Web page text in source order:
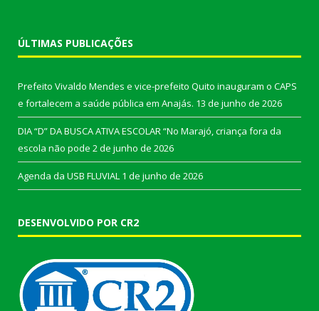
ÚLTIMAS PUBLICAÇÕES
Prefeito Vivaldo Mendes e vice-prefeito Quito inauguram o CAPS
e fortalecem a saúde pública em Anajás. 13 de junho de 2026
DIA “D” DA BUSCA ATIVA ESCOLAR “No Marajó, criança fora da
escola não pode 2 de junho de 2026
Agenda da USB FLUVIAL 1 de junho de 2026
DESENVOLVIDO POR CR2